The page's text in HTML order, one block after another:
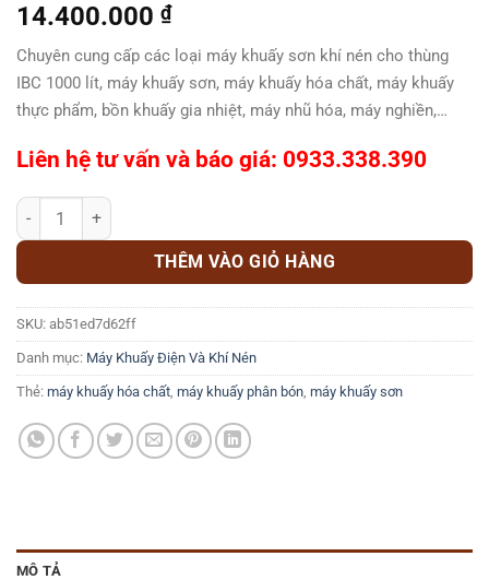
14.400.000 ₫
Chuyên cung cấp các loại máy khuấy sơn khí nén cho thùng
IBC 1000 lít, máy khuấy sơn, máy khuấy hóa chất, máy khuấy
thực phẩm, bồn khuấy gia nhiệt, máy nhũ hóa, máy nghiền,…
Liên hệ tư vấn và báo giá: 0933.338.390
Máy khuấy sơn khí nén cho thùng IBC 1000 lít số lượng
THÊM VÀO GIỎ HÀNG
SKU: ab51ed7d62ff
Danh mục: Máy Khuấy Điện Và Khí Nén
Thẻ: máy khuấy hóa chất máy khuấy phân bón máy khuấy sơn
MÔ TẢ